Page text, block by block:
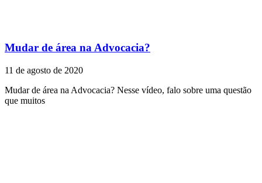
Mudar de área na Advocacia?
11 de agosto de 2020
Mudar de área na Advocacia? Nesse vídeo, falo sobre uma questão
que muitos